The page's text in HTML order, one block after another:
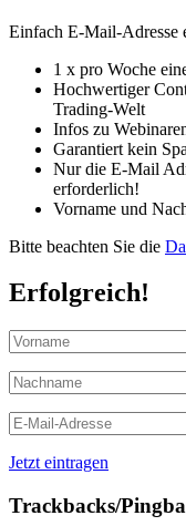
Einfach E-Mail-Adresse
1 x pro Woche
Hochwertiger
Trading-Welt
Infos zu
Garantiert kein
Nur die E-Mail
erforderlich!
Vorname und
Bitte beachten Sie die
Erfolgreich!
Jetzt eintragen
Trackbacks/